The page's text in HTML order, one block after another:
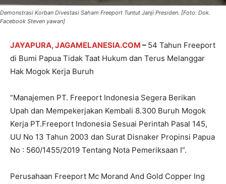
Demonstrasi Korban Divestasi Saham Freeport Tuntut Janji Presiden. [Foto: Dok.
Facebook Steven yawan]
JAYAPURA, JAGAMELANESIA.COM – 54 Tahun Freeport
di Bumi Papua Tidak Taat Hukum dan Terus Melanggar
Hak Mogok Kerja Buruh
“Manajemen PT. Freeport Indonesia Segera Berikan
Upah dan Mempekerjakan Kembali 8.300 Buruh Mogok
Kerja PT.Freeport Indonesia Sesuai Perintah Pasal 145,
UU No 13 Tahun 2003 dan Surat Disnaker Propinsi Papua
No : 560/1455/2019 Tentang Nota Pemeriksaan I”.
Perusahaan Freeport Mc Morand And Gold Copper Ing